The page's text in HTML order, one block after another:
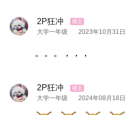
2P狂冲
大学一年级 2023年10月31日
。。。，，，
2P狂冲
大学一年级 2024年08月18日